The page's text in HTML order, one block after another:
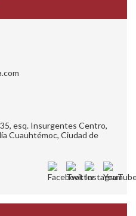
esq. Insurgentes Centro,
Cuauhtémoc, Ciudad de